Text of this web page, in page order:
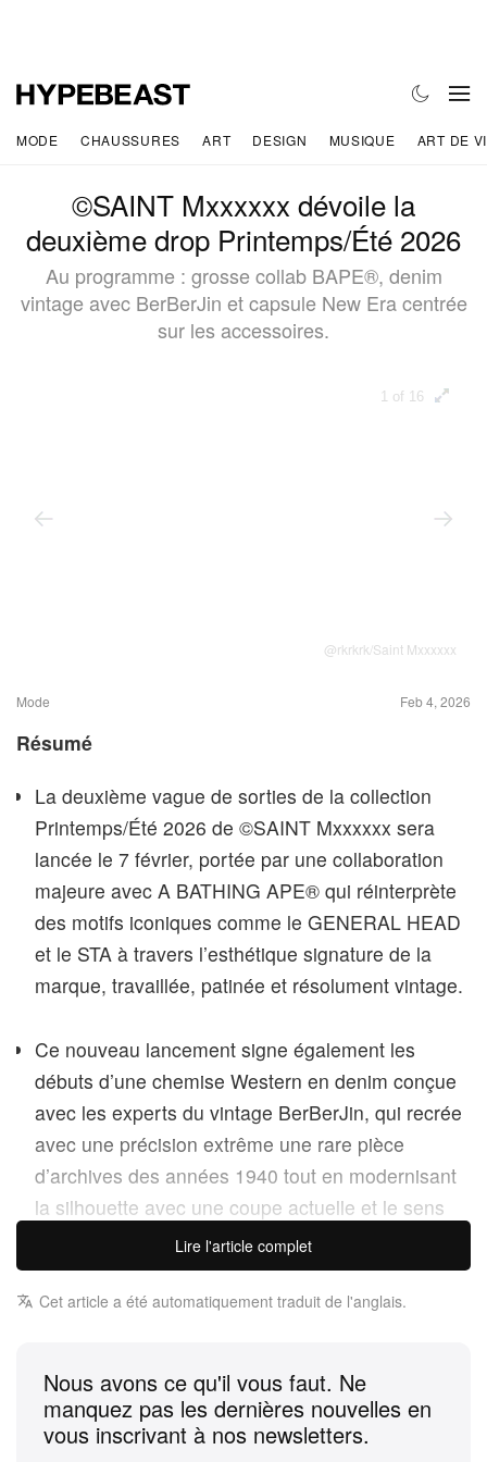
MODE CHAUSSURES ART DESIGN MUSIQUE ART DE
©SAINT Mxxxxxx dévoile la
deuxième drop Printemps/Été 2026
Au programme : grosse collab BAPE®, denim
vintage avec BerBerJin et capsule New Era centrée
sur les accessoires.
1 of 16
@rkrkrk/Saint Mxxxxxx
Mode Feb 4, 2026
Résumé
La deuxième vague de sorties de la collection
Printemps/Été 2026 de ©SAINT Mxxxxxx sera
lancée le 7 février, portée par une collaboration
majeure avec A BATHING APE® qui réinterprète
des motifs iconiques comme le GENERAL HEAD
et le STA à travers l’esthétique signature de la
marque, travaillée, patinée et résolument vintage.
Ce nouveau lancement signe également les
débuts d’une chemise Western en denim conçue
avec les experts du vintage BerBerJin, qui recrée
avec une précision extrême une rare pièce
d’archives des années 1940 tout en modernisant
la silhouette avec une coupe actuelle et le sens
aigu du détail propre à la marque.
Cette sortie se complète d’une collaboration
en quatre coloris, accompagnée d’ensembles en
jersey inspirés des années 1990 et de pièces
thermiques essentielles qui enrichissent l’ADN «
Lire l'article complet
Cet article a été automatiquement traduit de l'anglais.
Nous avons ce qu'il vous faut. Ne
manquez pas les dernières nouvelles en
vous inscrivant à nos newsletters.